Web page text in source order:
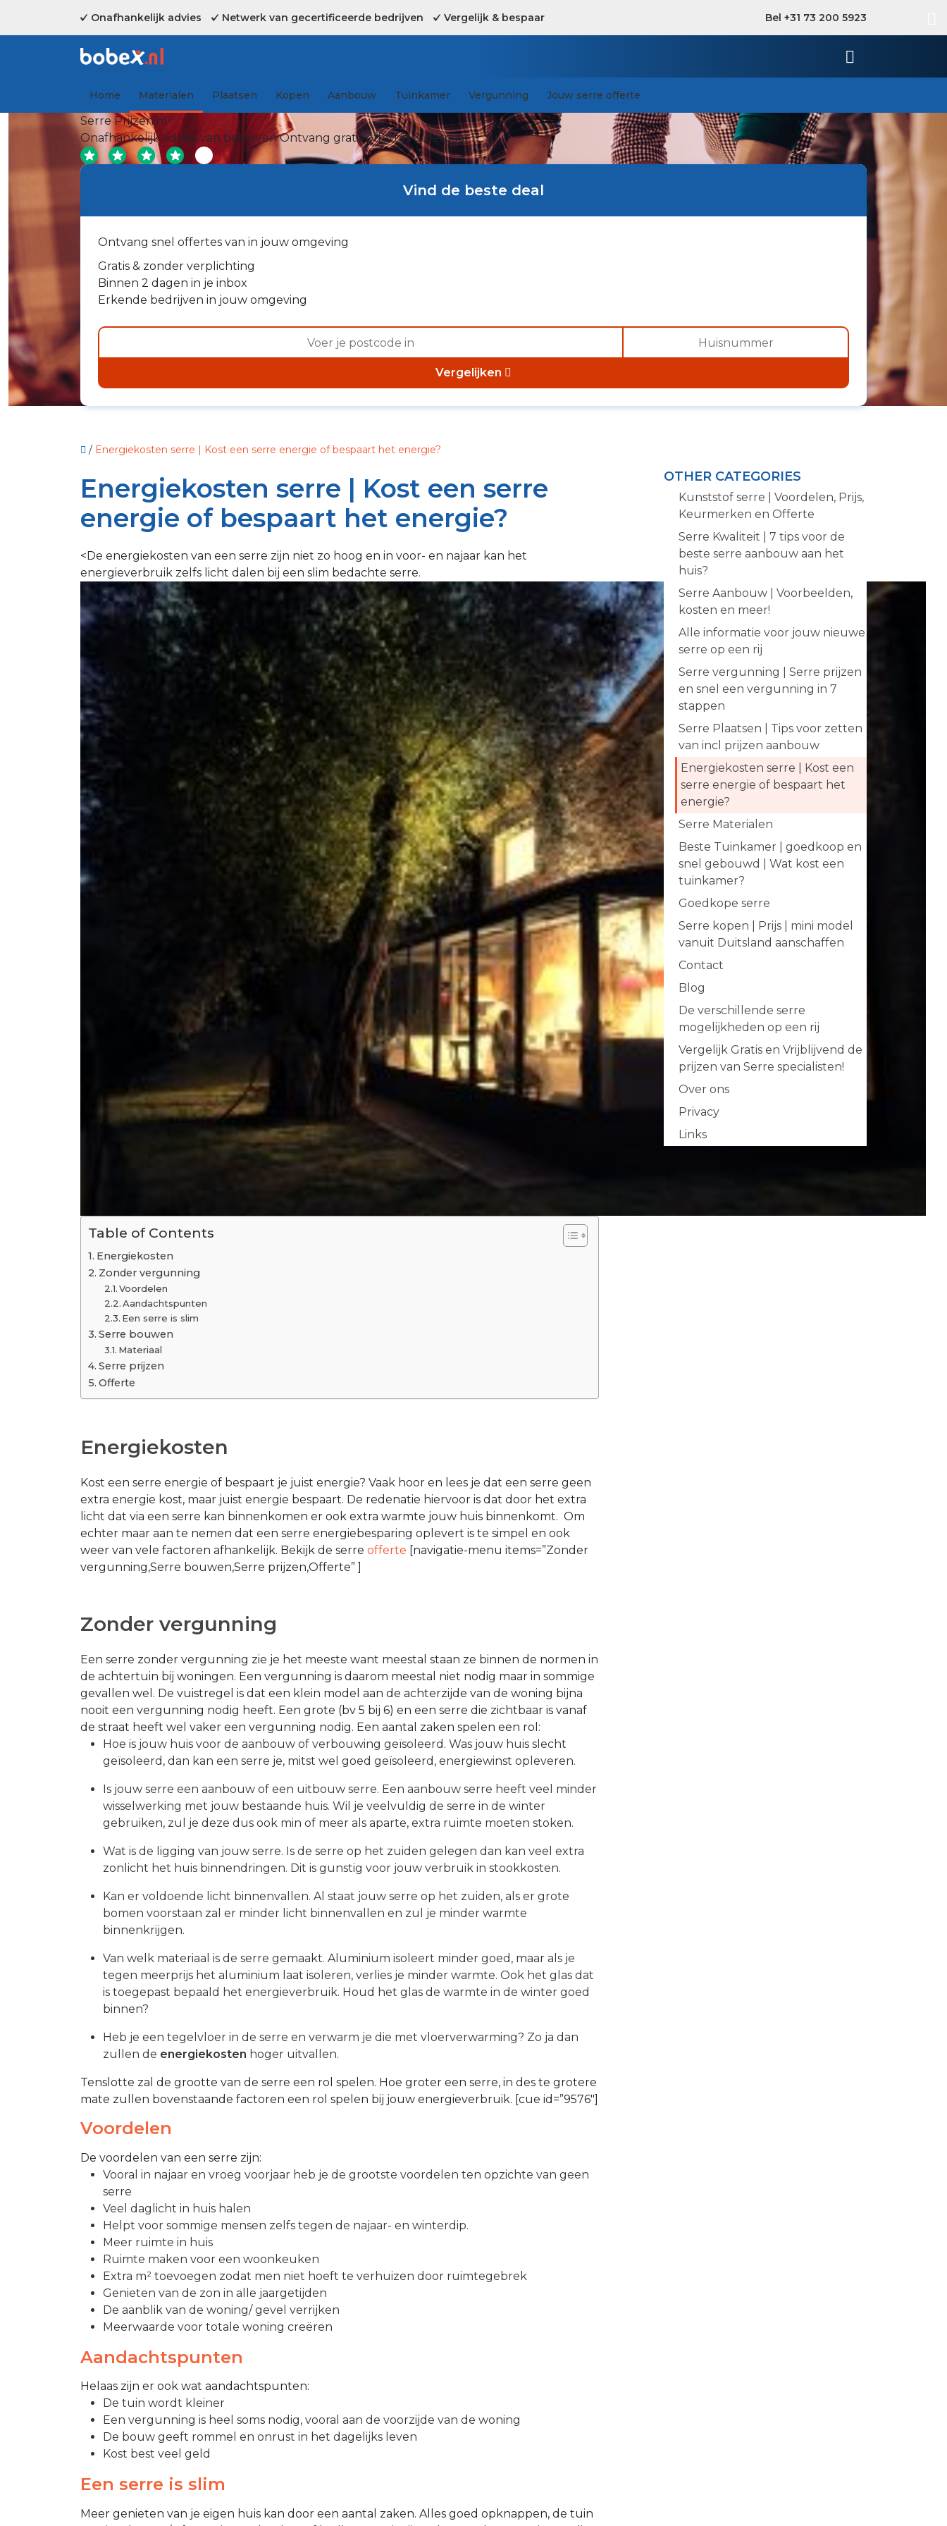
Onafhankelijk advies Netwerk van gecertificeerde bedrijven Vergelijk & bespaar Bel +31 73 200 5923
Home Materialen Plaatsen Kopen Aanbouw Tuinkamer Vergunning Jouw serre offerte
Serre Prijzen.nl
Onafhankelijk advies van bedrijvenOntvang gratis offertes & bespaar !
Vind de beste deal
Ontvang snel offertes van in jouw omgeving
Gratis & zonder verplichting
Binnen 2 dagen in je inbox
Erkende bedrijven in jouw omgeving
Vergelijken
/ Energiekosten serre | Kost een serre energie of bespaart het energie?
Energiekosten serre | Kost een serre
energie of bespaart het energie?
<De energiekosten van een serre zijn niet zo hoog en in voor- en najaar kan het
energieverbruik zelfs licht dalen bij een slim bedachte serre.
Table of Contents
Energiekosten
Zonder vergunning
Voordelen
Aandachtspunten
Een serre is slim
Serre bouwen
Materiaal
Serre prijzen
Offerte
Energiekosten
Kost een serre energie of bespaart je juist energie? Vaak hoor en lees je dat een serre geen
extra energie kost, maar juist energie bespaart. De redenatie hiervoor is dat door het extra
licht dat via een serre kan binnenkomen er ook extra warmte jouw huis binnenkomt. Om
echter maar aan te nemen dat een serre energiebesparing oplevert is te simpel en ook
weer van vele factoren afhankelijk. Bekijk de serre offerte [navigatie-menu items=”Zonder
vergunning,Serre bouwen,Serre prijzen,Offerte” ]
Zonder vergunning
Een serre zonder vergunning zie je het meeste want meestal staan ze binnen de normen in
de achtertuin bij woningen. Een vergunning is daarom meestal niet nodig maar in sommige
gevallen wel. De vuistregel is dat een klein model aan de achterzijde van de woning bijna
nooit een vergunning nodig heeft. Een grote (bv 5 bij 6) en een serre die zichtbaar is vanaf
de straat heeft wel vaker een vergunning nodig. Een aantal zaken spelen een rol:
Hoe is jouw huis voor de aanbouw of verbouwing geïsoleerd. Was jouw huis slecht
geïsoleerd, dan kan een serre je, mitst wel goed geïsoleerd, energiewinst opleveren.
Is jouw serre een aanbouw of een uitbouw serre. Een aanbouw serre heeft veel minder
wisselwerking met jouw bestaande huis. Wil je veelvuldig de serre in de winter
gebruiken, zul je deze dus ook min of meer als aparte, extra ruimte moeten stoken.
Wat is de ligging van jouw serre. Is de serre op het zuiden gelegen dan kan veel extra
zonlicht het huis binnendringen. Dit is gunstig voor jouw verbruik in stookkosten.
Kan er voldoende licht binnenvallen. Al staat jouw serre op het zuiden, als er grote
bomen voorstaan zal er minder licht binnenvallen en zul je minder warmte
binnenkrijgen.
Van welk materiaal is de serre gemaakt. Aluminium isoleert minder goed, maar als je
tegen meerprijs het aluminium laat isoleren, verlies je minder warmte. Ook het glas dat
is toegepast bepaald het energieverbruik. Houd het glas de warmte in de winter goed
binnen?
Heb je een tegelvloer in de serre en verwarm je die met vloerverwarming? Zo ja dan
zullen de energiekosten hoger uitvallen.
Tenslotte zal de grootte van de serre een rol spelen. Hoe groter een serre, in des te grotere
mate zullen bovenstaande factoren een rol spelen bij jouw energieverbruik. [cue id=”9576″]
Voordelen
De voordelen van een serre zijn:
Vooral in najaar en vroeg voorjaar heb je de grootste voordelen ten opzichte van geen
serre
Veel daglicht in huis halen
Helpt voor sommige mensen zelfs tegen de najaar- en winterdip.
Meer ruimte in huis
Ruimte maken voor een woonkeuken
Extra m² toevoegen zodat men niet hoeft te verhuizen door ruimtegebrek
Genieten van de zon in alle jaargetijden
De aanblik van de woning/ gevel verrijken
Meerwaarde voor totale woning creëren
Aandachtspunten
Helaas zijn er ook wat aandachtspunten:
De tuin wordt kleiner
Een vergunning is heel soms nodig, vooral aan de voorzijde van de woning
De bouw geeft rommel en onrust in het dagelijks leven
Kost best veel geld
Een serre is slim
Meer genieten van je eigen huis kan door een aantal zaken. Alles goed opknappen, de tuin
OTHER CATEGORIES
Kunststof serre | Voordelen, Prijs,
Keurmerken en Offerte
Serre Kwaliteit | 7 tips voor de
beste serre aanbouw aan het
huis?
Serre Aanbouw | Voorbeelden,
kosten en meer!
Alle informatie voor jouw nieuwe
serre op een rij
Serre vergunning | Serre prijzen
en snel een vergunning in 7
stappen
Serre Plaatsen | Tips voor zetten
van incl prijzen aanbouw
Energiekosten serre | Kost een
serre energie of bespaart het
energie?
Serre Materialen
Beste Tuinkamer | goedkoop en
snel gebouwd | Wat kost een
tuinkamer?
Goedkope serre
Serre kopen | Prijs | mini model
vanuit Duitsland aanschaffen
Contact
Blog
De verschillende serre
mogelijkheden op een rij
Vergelijk Gratis en Vrijblijvend de
prijzen van Serre specialisten!
Over ons
Privacy
Links